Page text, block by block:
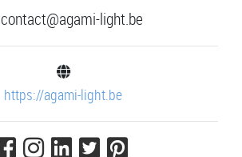
contact@agami-light.be
https://agami-light.be